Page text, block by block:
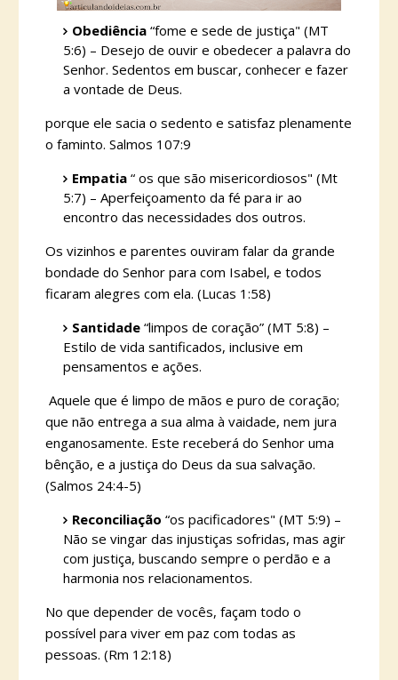
Obediência “fome e sede de justiça" (MT
5:6) – Desejo de ouvir e obedecer a palavra do
Senhor. Sedentos em buscar, conhecer e fazer
a vontade de Deus.
porque ele sacia o sedento e satisfaz plenamente
o faminto. Salmos 107:9
Empatia “ os que são misericordiosos" (Mt
5:7) – Aperfeiçoamento da fé para ir ao
encontro das necessidades dos outros.
Os vizinhos e parentes ouviram falar da grande
bondade do Senhor para com Isabel, e todos
ficaram alegres com ela. (Lucas 1:58)
Santidade “limpos de coração” (MT 5:8) –
Estilo de vida santificados, inclusive em
pensamentos e ações.
Aquele que é limpo de mãos e puro de coração;
que não entrega a sua alma à vaidade, nem jura
enganosamente. Este receberá do Senhor uma
bênção, e a justiça do Deus da sua salvação.
(Salmos 24:4-5)
Reconciliação “os pacificadores" (MT 5:9) –
Não se vingar das injustiças sofridas, mas agir
com justiça, buscando sempre o perdão e a
harmonia nos relacionamentos.
No que depender de vocês, façam todo o
possível para viver em paz com todas as
pessoas. (Rm 12:18)